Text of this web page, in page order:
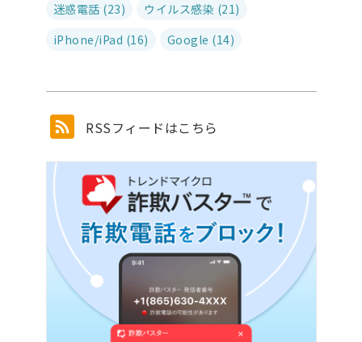
迷惑電話 (23)
ウイルス感染 (21)
iPhone/iPad (16)
Google (14)
RSSフィードはこちら